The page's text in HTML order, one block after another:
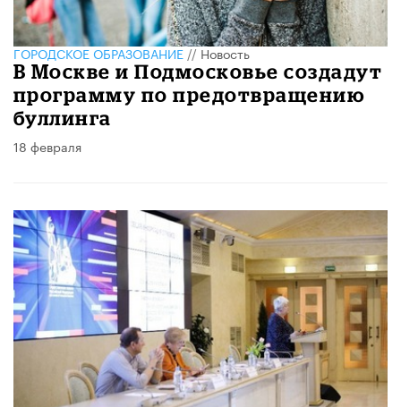
ГОРОДСКОЕ ОБРАЗОВАНИЕ//Новость
В Москве и Подмосковье создадут
программу по предотвращению
буллинга
18 февраля